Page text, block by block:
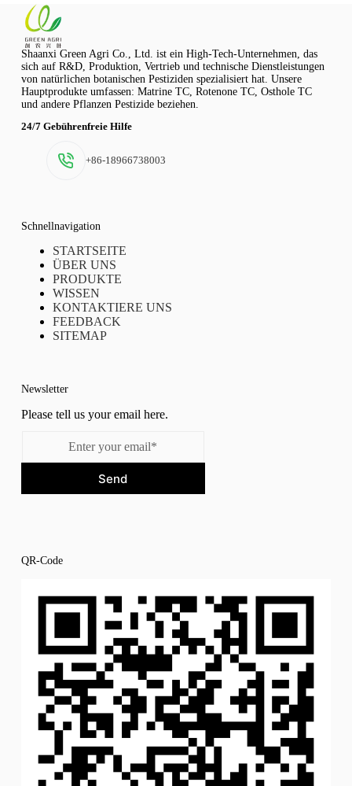
Shaanxi Green Agri Co., Ltd. ist ein High-Tech-Unternehmen, das
sich auf R&D, Produktion, Vertrieb und technische Dienstleistungen
von natürlichen botanischen Pestiziden spezialisiert hat. Unsere
Hauptprodukte umfassen: Matrine TC, Rotenone TC, Osthole TC
und andere Pflanzen Pestizide beziehen.
24/7 Gebührenfreie Hilfe
+86-18966738003
Schnellnavigation
STARTSEITE
ÜBER UNS
PRODUKTE
WISSEN
KONTAKTIERE UNS
FEEDBACK
SITEMAP
Newsletter
Please tell us your email here.
Send
QR-Code